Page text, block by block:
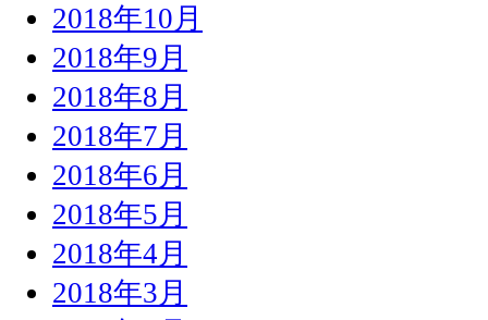
2018年10月
2018年9月
2018年8月
2018年7月
2018年6月
2018年5月
2018年4月
2018年3月